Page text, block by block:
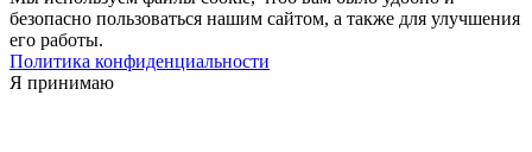
безопасно пользоваться нашим сайтом, а также для улучшения
его работы.
Политика конфиденциальности
Я принимаю